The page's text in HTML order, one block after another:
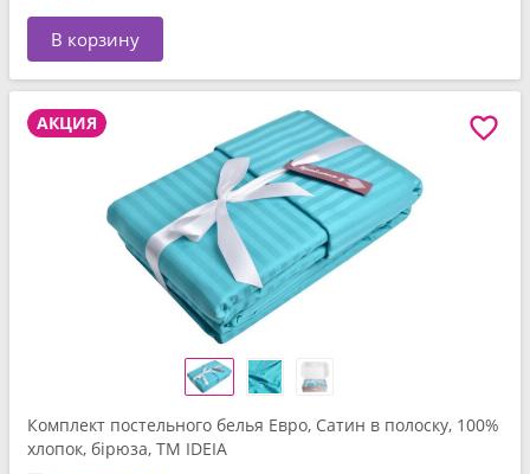
В корзину
АКЦИЯ
Комплект постельного белья Евро, Сатин в полоску, 100%
хлопок, бірюза, ТМ IDEIA